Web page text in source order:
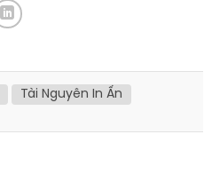
Tài Nguyên In Ấn